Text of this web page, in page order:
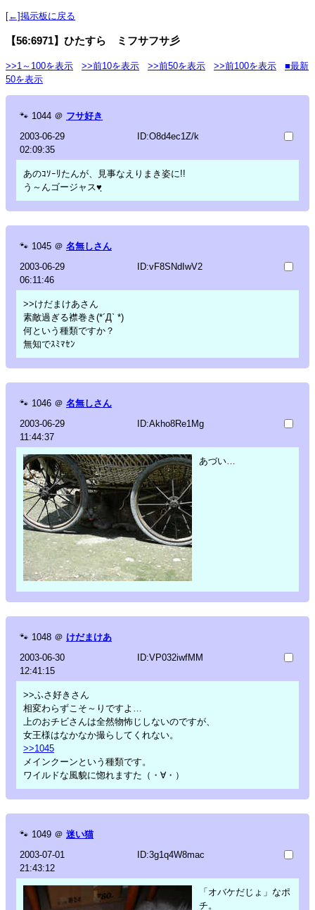
[←]掲示板に戻る
【56:6971】ひたすら ミフサフサ彡
>>1～100を表示 >>前10を表示 >>前50を表示 >>前100を表示
■最新
50を表示
🐾 1044 ＠ フサ好き
2003-06-29
02:09:35
ID:O8d4ec1Z/k
あのｺｿｰﾘたんが、見事なえりまき姿に!!
う～んゴージャス♥ฺ
🐾 1045 ＠ 名無しさん
2003-06-29
06:11:46
ID:vF8SNdIwV2
>>けだまけあさん
素敵過ぎる襟巻き(*´Д` *)
何という種類ですか？
無知でｽﾐﾏｾﾝ
🐾 1046 ＠ 名無しさん
2003-06-29
11:44:37
ID:Akho8Re1Mg
あづい…
🐾 1048 ＠ けだまけあ
2003-06-30
12:41:15
ID:VP032iwfMM
>>ふさ好きさん
相変わらずこそ～りですよ…
上のおチビさんは全然物怖じしないのですが、
女王様はなかなか撮らしてくれない。
>>1045
メインクーンという種類です。
ワイルドな風貌に惚れますた（・∀・）
🐾 1049 ＠ 迷い猫
2003-07-01
21:43:12
ID:3g1q4W8mac
「オバケだじょ」なポ
チ。